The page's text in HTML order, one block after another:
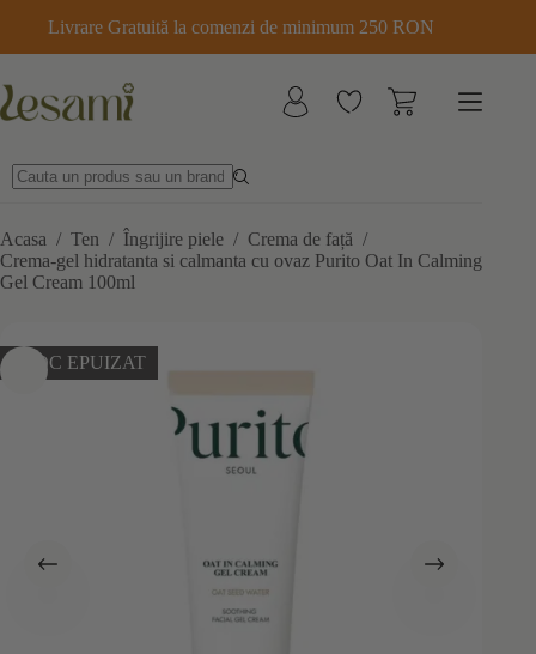
conținut
Livrare Gratuită la comenzi de minimum 250 RON
Acasa / Ten / Îngrijire piele / Crema de față /
Crema-gel hidratanta si calmanta cu ovaz Purito Oat In Calming
Gel Cream 100ml
STOC EPUIZAT